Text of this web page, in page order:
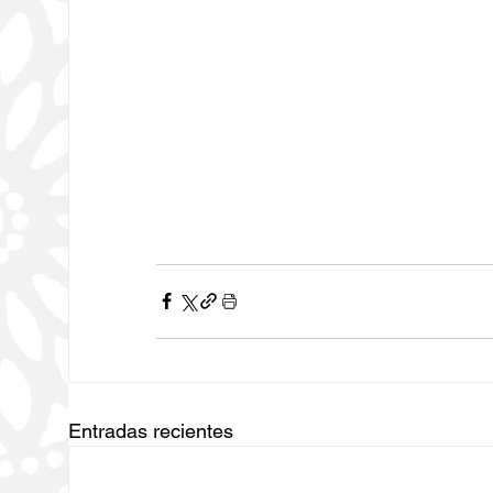
Entradas recientes